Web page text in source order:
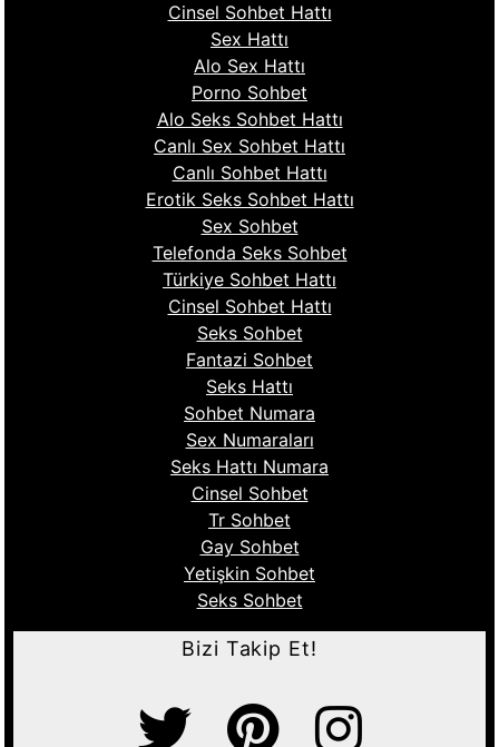
Cinsel Sohbet Hattı
Sex Hattı
Alo Sex Hattı
Porno Sohbet
Alo Seks Sohbet Hattı
Canlı Sex Sohbet Hattı
Canlı Sohbet Hattı
Erotik Seks Sohbet Hattı
Sex Sohbet
Telefonda Seks Sohbet
Türkiye Sohbet Hattı
Cinsel Sohbet Hattı
Seks Sohbet
Fantazi Sohbet
Seks Hattı
Sohbet Numara
Sex Numaraları
Seks Hattı Numara
Cinsel Sohbet
Tr Sohbet
Gay Sohbet
Yetişkin Sohbet
Seks Sohbet
Bizi Takip Et!